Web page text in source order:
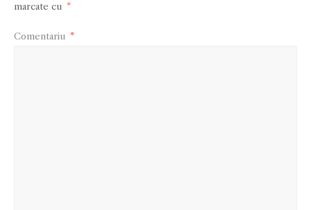
marcate cu *
Comentariu *